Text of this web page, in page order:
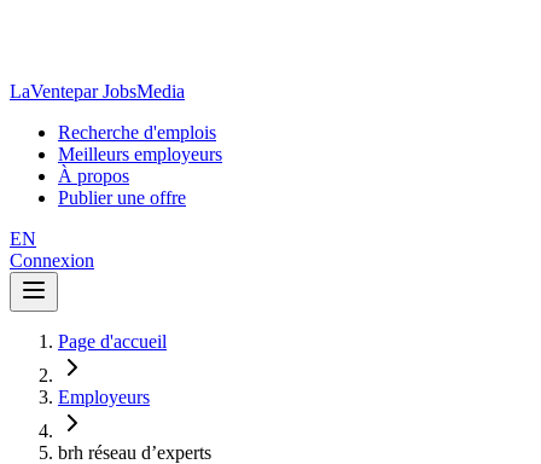
LaVentepar JobsMedia
Recherche d'emplois
Meilleurs employeurs
À propos
Publier une offre
EN
Connexion
Page d'accueil
Employeurs
brh réseau d’experts